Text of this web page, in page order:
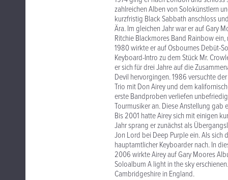
zahlreichen Alben von Solokünstlern
kurzfristig Black Sabbath anschloss
Ära. Im gleichen Jahr war er auf Gary
Ritchie Blackmores Band Rainbow
1980 wirkte er auf Osbournes Debüt-
Keyboard-Intro zu dem Stück Mr.
er sich für drei Jahre auf die
Devil hervorgingen. 1986 versuchte
Trio mit Don Airey und dem
erste Bandproben verliefen
Tourmusiker an. Diese Anstellung gab
Bis 2001 hatte Airey sich mit einigen
Jahr sprang er zunächst als
Jon Lord bei Deep Purple ein. Als
hauptamtlicher Keyboarder nach. In
2006 wirkte Airey auf Gary Moores
Soloalbum A light in the sky
Cambridgeshire in England.